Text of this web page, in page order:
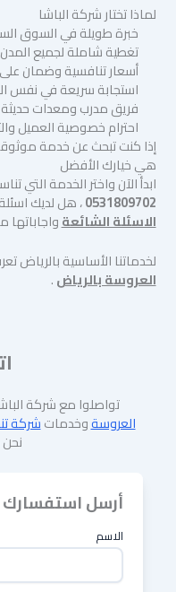
لماذا تختار شركة الباشا
خبرة طويلة في السوق
تغطية شاملة لجميع المدن
أسعار تنافسية وضمان
استجابة سريعة في نفس
فريق مدرب ومعدات حديثة
احترام خصوصية العميل
إذا كنت تبحث عن خدمة
هي خيارك الأفضل
ابدأ الآن واختر الخدمة التي
0531809702، هل لديك
الاسئلة الشائعةواجاباتها
لخدماتنا الأساسية بالرياض
العروسة بالرياض.
تواصلوا مع شركة
العروسةوخدماتشركة
أرسل استفسارك
الاسم